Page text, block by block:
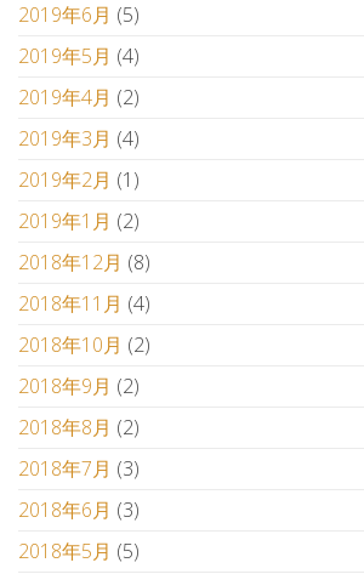
2019年6月 (5)
2019年5月 (4)
2019年4月 (2)
2019年3月 (4)
2019年2月 (1)
2019年1月 (2)
2018年12月 (8)
2018年11月 (4)
2018年10月 (2)
2018年9月 (2)
2018年8月 (2)
2018年7月 (3)
2018年6月 (3)
2018年5月 (5)